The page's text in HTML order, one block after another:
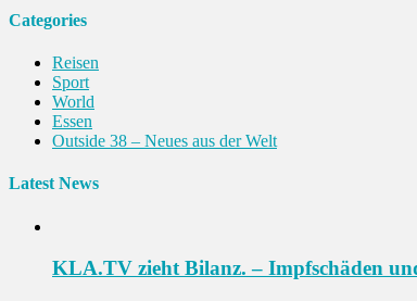
Categories
Reisen
Sport
World
Essen
Outside 38 – Neues aus der Welt
Latest News
KLA.TV zieht Bilanz. – Impfschäden